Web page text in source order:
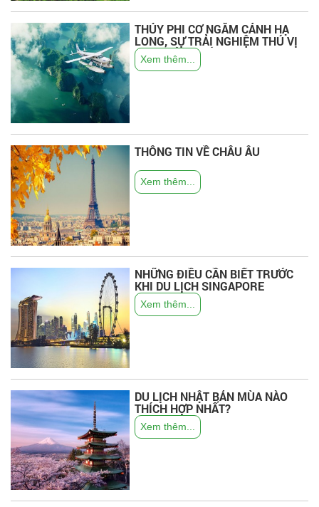
THỦY PHI CƠ NGẮM CẢNH HẠ
LONG, SỰ TRẢI NGHIỆM THÚ VỊ
CHƯA TỪNG CÓ...
Xem thêm...
THÔNG TIN VỀ CHÂU ÂU
Xem thêm...
NHỮNG ĐIỀU CẦN BIẾT TRƯỚC
KHI DU LỊCH SINGAPORE
Xem thêm...
DU LỊCH NHẬT BẢN MÙA NÀO
THÍCH HỢP NHẤT?
Xem thêm...